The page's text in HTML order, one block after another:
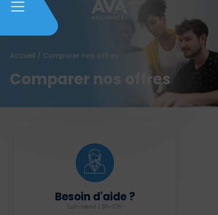
Accueil / Comparer nos offres
Comparer nos offres
Besoin d'aide ?
Lun-vend | 9h-17h